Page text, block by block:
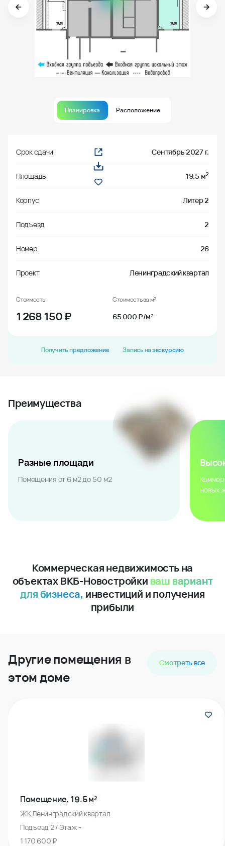
Планировка Расположение
Срок сдачи Сентябрь 2027 г.
Площадь 19.5 м2
Корпус Литер 2
Подъезд 2
Номер 26
Проект Ленинградский квартал
Стоимость
1 268 150₽
Стоимость за м²
65 000 ₽/м²
Получить предложение Запись на экскурсию
Преимущества
Разные площади
Помещения от 6 м2 до 50 м2
новых
Коммерческая недвижимость на
объектах ВКБ-Новостройки ваш вариант
для бизнеса, инвестиций и получения
прибыли
Другие помещения в
этом доме
Смотреть все
Помещение, 19.5 м²
ЖК Ленинградский квартал
Подъезд 2 / Этаж -
1 170 600 ₽